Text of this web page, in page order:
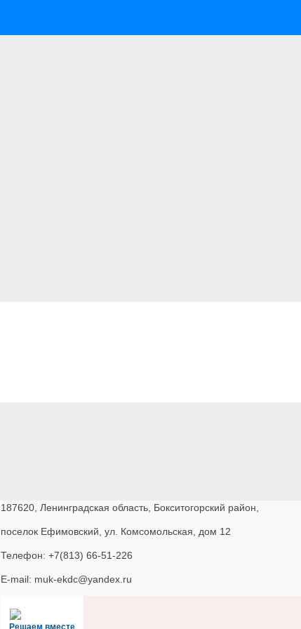
187620, Ленинградская область, Бокситогорский район,
поселок Ефимовский, ул. Комсомольская, дом 12
Телефон: +7(813) 66-51-226
E-mail: muk-ekdc@yandex.ru
Решаем вместе